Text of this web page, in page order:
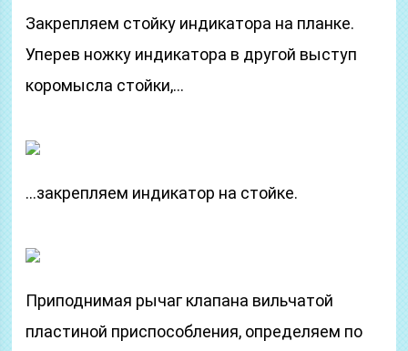
Закрепляем стойку индикатора на планке.
Уперев ножку индикатора в другой выступ
коромысла стойки,…
…закрепляем индикатор на стойке.
Приподнимая рычаг клапана вильчатой
пластиной приспособления, определяем по